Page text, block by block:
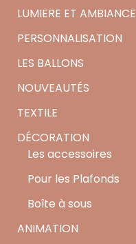
LUMIERE ET AMBIANCE
PERSONNALISATION
LES BALLONS
NOUVEAUTÉS
TEXTILE
DÉCORATION
Les accessoires
Pour les Plafonds
Boîte à sous
ANIMATION